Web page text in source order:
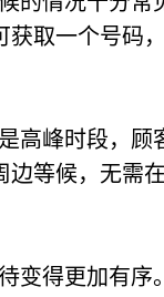
取一个号码
高峰时段，顾
等候，无需
变得更加有序